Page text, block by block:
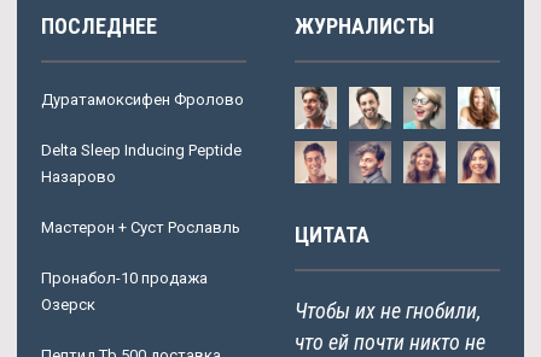
ПОСЛЕДНЕЕ
Дуратамоксифен Фролово
Delta Sleep Inducing Peptide
Назарово
Мастерон + Суст Рославль
Пронабол-10 продажа
Озерск
ЖУРНАЛИСТЫ
ЦИТАТА
Чтобы их не гнобили,
что ей почти никто не